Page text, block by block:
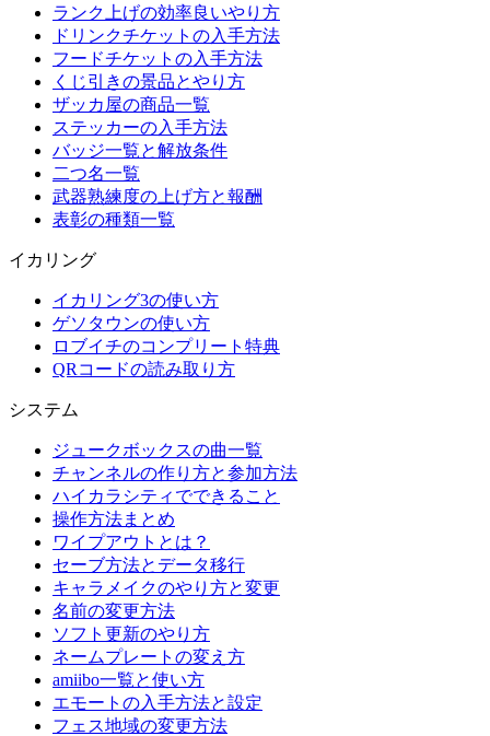
ランク上げの効率良いやり方
ドリンクチケットの入手方法
フードチケットの入手方法
くじ引きの景品とやり方
ザッカ屋の商品一覧
ステッカーの入手方法
バッジ一覧と解放条件
二つ名一覧
武器熟練度の上げ方と報酬
表彰の種類一覧
イカリング
イカリング3の使い方
ゲソタウンの使い方
ロブイチのコンプリート特典
QRコードの読み取り方
システム
ジュークボックスの曲一覧
チャンネルの作り方と参加方法
ハイカラシティでできること
操作方法まとめ
ワイプアウトとは？
セーブ方法とデータ移行
キャラメイクのやり方と変更
名前の変更方法
ソフト更新のやり方
ネームプレートの変え方
amiibo一覧と使い方
エモートの入手方法と設定
フェス地域の変更方法